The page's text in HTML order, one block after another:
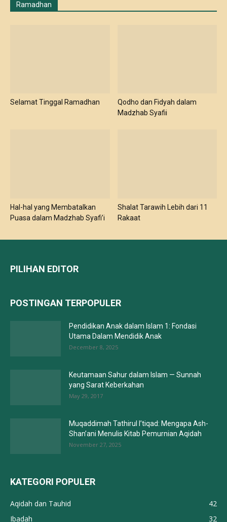
Ramadhan
Selamat Tinggal Ramadhan
Qodho dan Fidyah dalam
Madzhab Syafii
Hal-hal yang Membatalkan
Puasa dalam Madzhab Syafi’i
Shalat Tarawih Lebih dari 11
Rakaat
PILIHAN EDITOR
POSTINGAN TERPOPULER
Pendidikan Anak dalam Islam 1: Fondasi
Utama Dalam Mendidik Anak
December 8, 2025
Keutamaan Sahur dalam Islam — Sunnah
yang Sarat Keberkahan
May 29, 2017
Muqaddimah Tathirul I’tiqad: Mengapa Ash-
Shan’ani Menulis Kitab Pemurnian Aqidah
November 27, 2025
KATEGORI POPULER
Aqidah dan Tauhid
42
Ibadah
32